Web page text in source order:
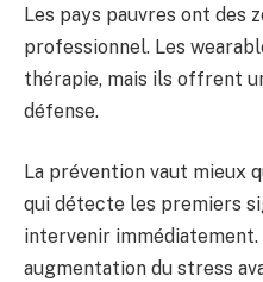
Les pays pauvres ont des
professionnel. Les
thérapie, mais ils offrent
défense.
La prévention vaut mieux
qui détecte les premiers
intervenir
augmentation du stress